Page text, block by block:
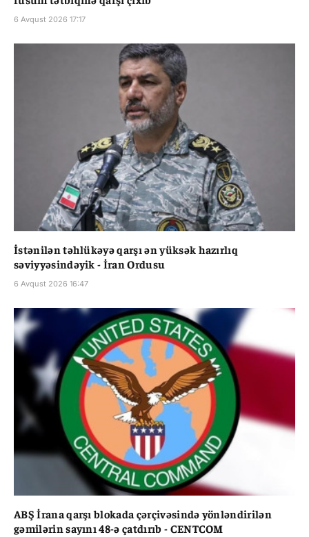
6 Avqust 2026 17:17
İstənilən təhlükəyə qarşı ən yüksək hazırlıq
səviyyəsindəyik - İran Ordusu
6 Avqust 2026 16:47
ABŞ İrana qarşı blokada çərçivəsində yönləndirilən
gəmilərin sayını 48-ə çatdırıb - CENTCOM